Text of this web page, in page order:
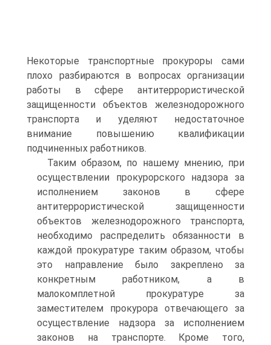
Некоторые транспортные прокуроры сами
плохо разбираются в вопросах организации
работы в сфере антитеррористической
защищенности объектов железнодорожного
транспорта и уделяют недостаточное
внимание повышению квалификации
подчиненных работников.
Таким образом, по нашему мнению, при
осуществлении прокурорского надзора за
исполнением законов в сфере
антитеррористической защищенности
объектов железнодорожного транспорта,
необходимо распределить обязанности в
каждой прокуратуре таким образом, чтобы
это направление было закреплено за
конкретным работником, а в
малокомплетной прокуратуре за
заместителем прокурора отвечающего за
осуществление надзора за исполнением
законов на транспорте. Кроме того,